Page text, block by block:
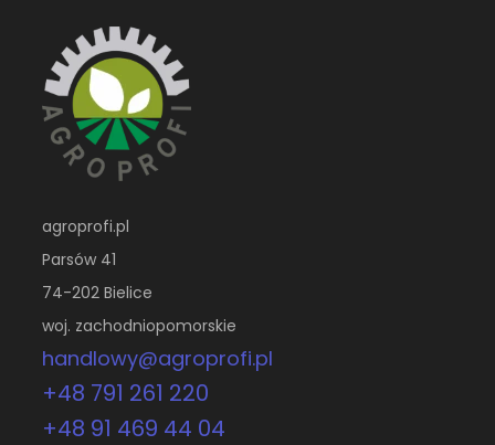
agroprofi.pl
Parsów 41
74-202 Bielice
woj. zachodniopomorskie
handlowy@agroprofi.pl
+48 791 261 220
+48 91 469 44 04